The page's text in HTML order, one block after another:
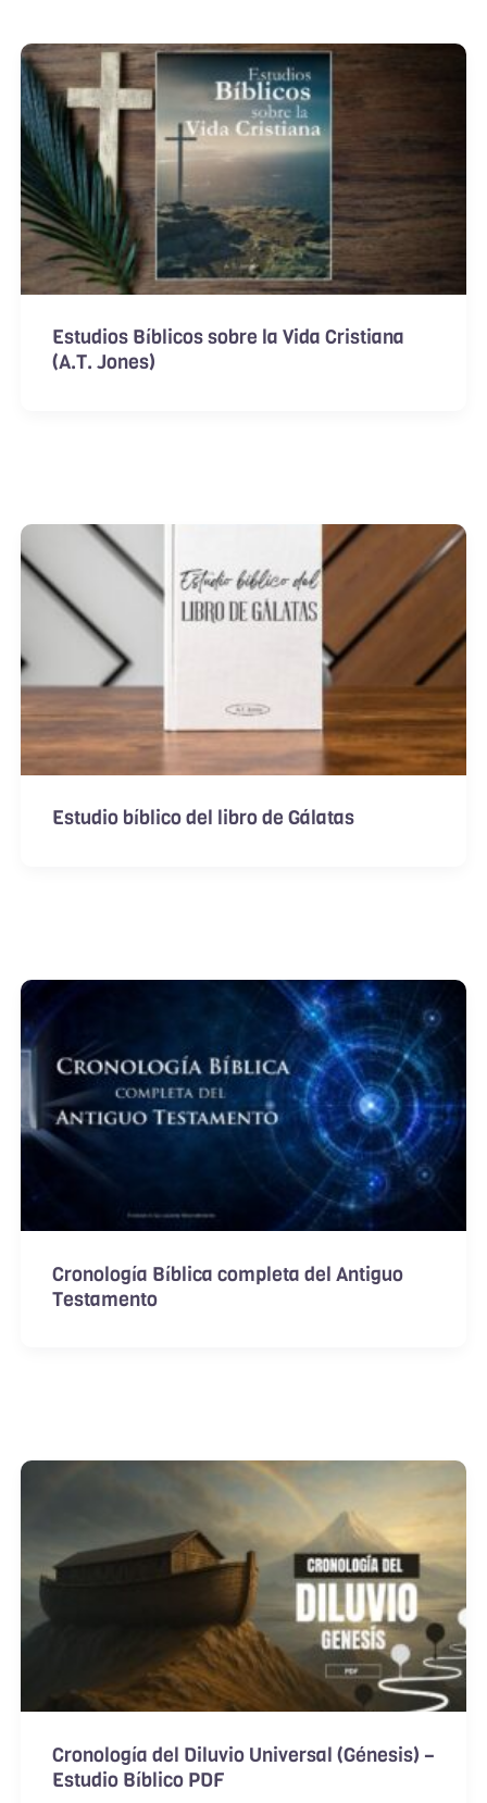
Estudios Bíblicos sobre la Vida Cristiana
(A.T. Jones)
Estudio bíblico del libro de Gálatas
Cronología Bíblica completa del Antiguo
Testamento
Cronología del Diluvio Universal (Génesis) –
Estudio Bíblico PDF